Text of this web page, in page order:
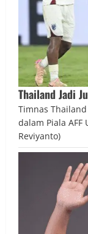
Thailand Jadi
Timnas
dalam Piala AFF
Reviyanto)